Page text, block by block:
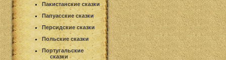
Пакистанские сказки
Папуасские сказки
Персидские сказки
Польские сказки
Португальские
сказки